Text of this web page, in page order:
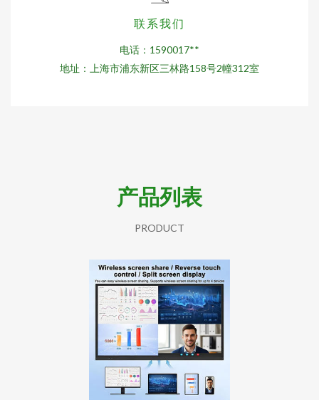
联系我们
电话：1590017**
地址：上海市浦东新区三林路158号2幢312室
产品列表
PRODUCT